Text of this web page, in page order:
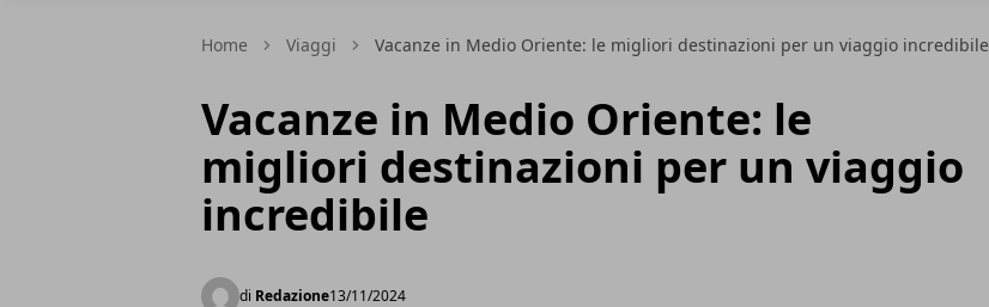
Home Viaggi Vacanze in Medio Oriente: le migliori destinazioni per un viaggio incredibile
Vacanze in Medio Oriente: le
migliori destinazioni per un viaggio
incredibile
di Redazione13/11/2024